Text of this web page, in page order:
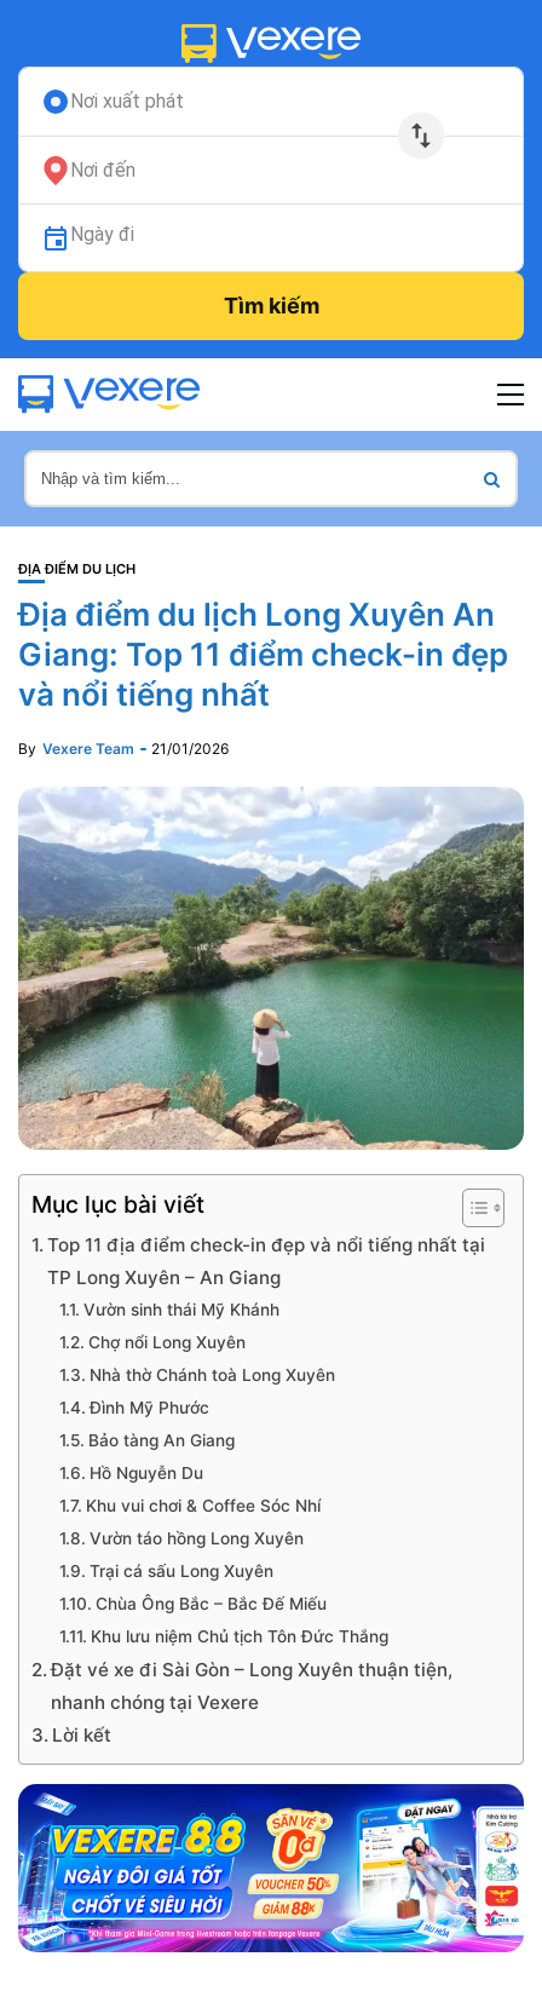
Nơi xuất phát
Nơi đến
Ngày đi
Tìm kiếm
ĐỊA ĐIỂM DU LỊCH
Địa điểm du lịch Long Xuyên An
Giang: Top 11 điểm check-in đẹp
và nổi tiếng nhất
By Vexere Team 21/01/2026
Mục lục bài viết
Top 11 địa điểm check-in đẹp và nổi tiếng nhất tại
TP Long Xuyên – An Giang
Vườn sinh thái Mỹ Khánh
Chợ nổi Long Xuyên
Nhà thờ Chánh toà Long Xuyên
Đình Mỹ Phước
Bảo tàng An Giang
Hồ Nguyễn Du
Khu vui chơi & Coffee Sóc Nhí
Vườn táo hồng Long Xuyên
Trại cá sấu Long Xuyên
Chùa Ông Bắc – Bắc Đế Miếu
Khu lưu niệm Chủ tịch Tôn Đức Thắng
Đặt vé xe đi Sài Gòn – Long Xuyên thuận tiện,
nhanh chóng tại Vexere
Lời kết